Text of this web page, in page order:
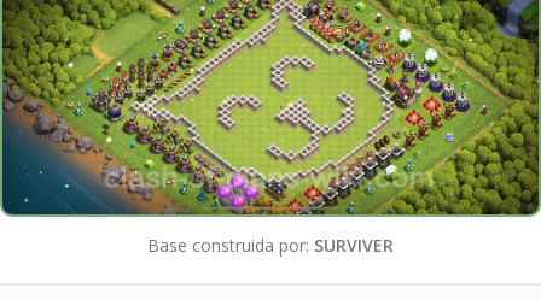
Base construida por: SURVIVER